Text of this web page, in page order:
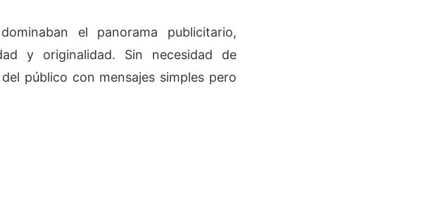
el panorama publicitario,
y originalidad. Sin necesidad de
público con mensajes simples pero